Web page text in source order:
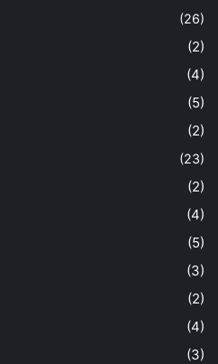
(26)
(2)
(4)
(5)
(2)
(23)
(2)
(4)
(5)
(3)
(2)
(4)
(3)